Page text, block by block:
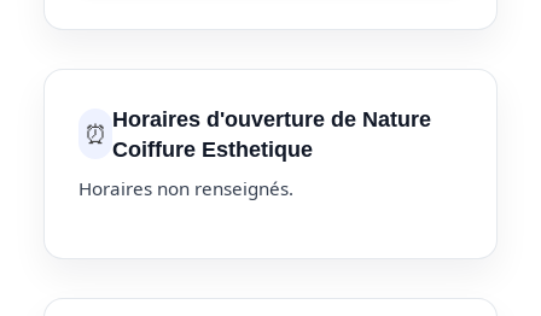
⏰ Horaires d'ouverture de Nature
Coiffure Esthetique
Horaires non renseignés.